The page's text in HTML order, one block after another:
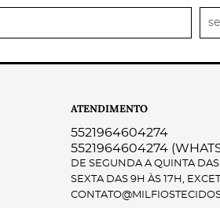
ATENDIMENTO
5521964604274
5521964604274
DE SEGUNDA A QUINTA DAS
SEXTA DAS 9H ÀS 17H,